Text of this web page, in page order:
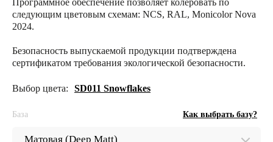
Программное обеспечение позволяет колеровать по
следующим цветовым схемам: NCS, RAL, Monicolor Nova
2024.
Безопасность выпускаемой продукции подтверждена
сертификатом требования экологической безопасности.
Выбор цвета: SD011 Snowflakes
База Как выбрать базу?